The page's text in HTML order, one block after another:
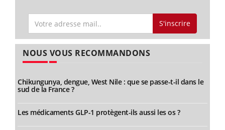
S'inscrire
NOUS VOUS RECOMMANDONS
Chikungunya, dengue, West Nile : que se passe-t-il dans le
sud de la France ?
Les médicaments GLP-1 protègent-ils aussi les os ?